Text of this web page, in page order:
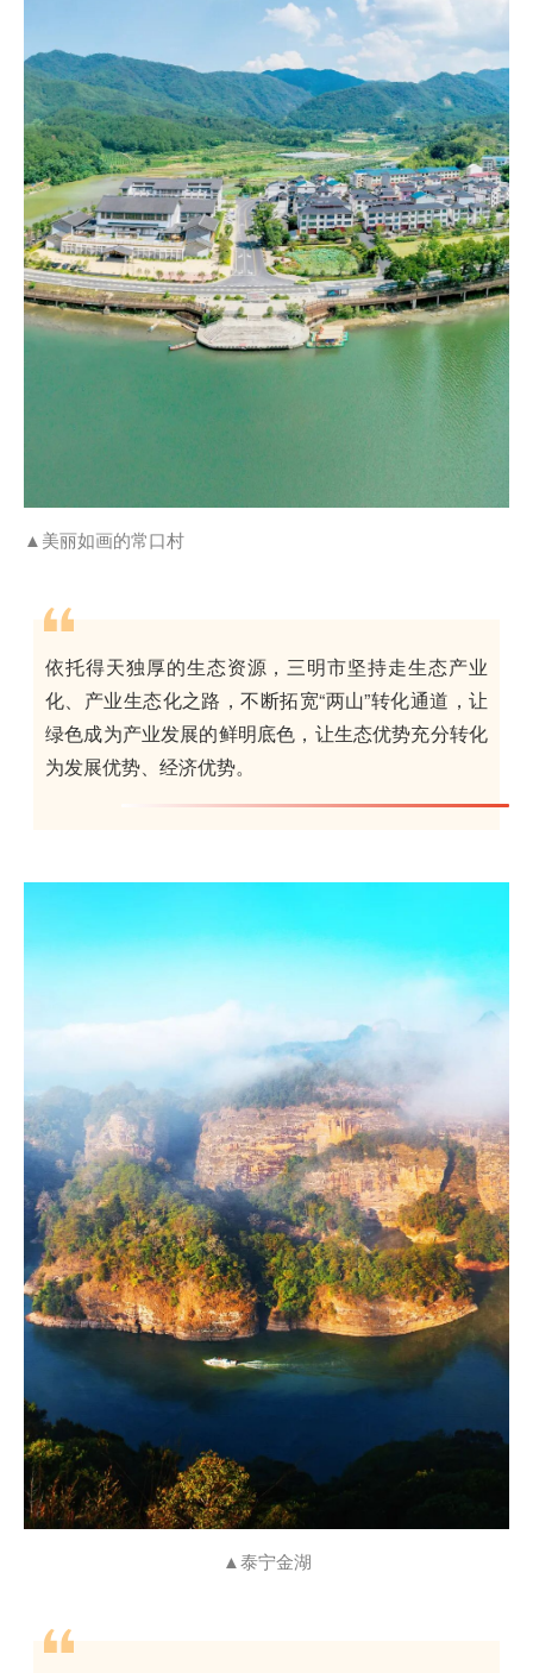
▲美丽如画的常口村
依托得天独厚的生态资源，三明市坚持走生态产业
化、产业生态化之路，不断拓宽“两山”转化通道，让
绿色成为产业发展的鲜明底色，让生态优势充分转化
为发展优势、经济优势。
▲泰宁金湖